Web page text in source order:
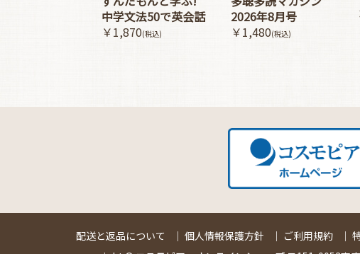
中学文法50で英会話
￥1,870(税込)
2026年8月号
￥1,480(税込)
配送と返品について ｜ 個人情報保護方針 ｜ ご利用規約 ｜